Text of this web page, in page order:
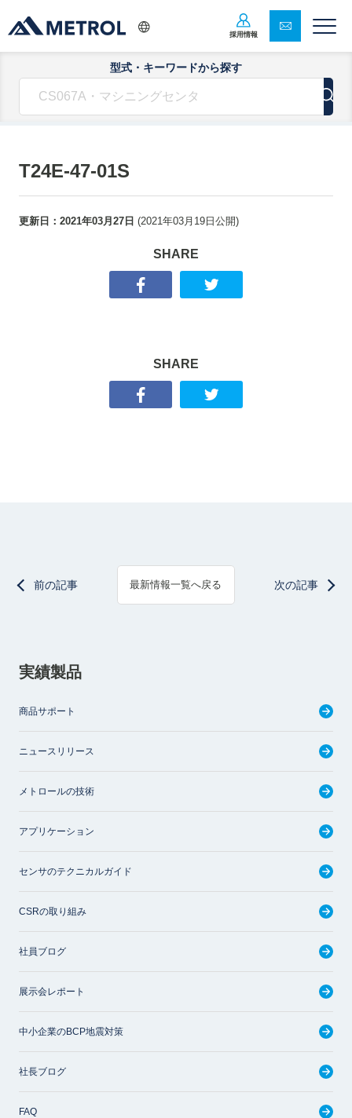
採用情報
型式・キーワードから探す
T24E-47-01S
更新日： 2021年03月27日 (2021年03月19日 公開)
SHARE
SHARE
前の記事 最新情報一覧へ戻る 次の記事
実績製品
商品サポート
ニュースリリース
メトロールの技術
アプリケーション
センサのテクニカルガイド
CSRの取り組み
社員ブログ
展示会レポート
中小企業のBCP地震対策
社長ブログ
FAQ